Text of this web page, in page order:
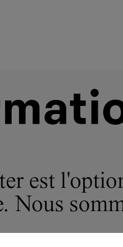
est
Nous